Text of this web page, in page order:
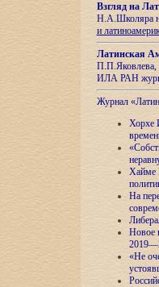
Взгляд на
Н.А.Школяра
и
Латинская
П.П.Яковлева,
ИЛА РАН
Журнал
Хорхе
Хайме
На
Новое
«Не